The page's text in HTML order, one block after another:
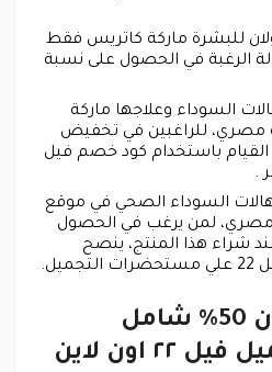
للبشرة ماركة كاتريس فقط
الرغبة في الحصول على نسبة
السوداء وعلاجها ماركة
فقط 250 جنيه مصري، للراغبين في تخفيض
باستخدام كود خصم فيل
السوداء الصحي في موقع
237 جنيه مصري، لمن يرغب في الحصول
شراء هذا المنتج، ينصح
قائمة اشهر كوبون 50% شامل
اون لاين